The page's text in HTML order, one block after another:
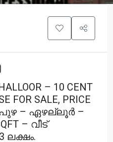
– 10 CENT
FOR SALE, PRICE
– ഏഴല്ലൂർ –
– വീട്
ലക്ഷം.